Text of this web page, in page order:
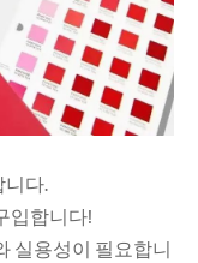
니다.
입합니다!
실용성이 필요합니